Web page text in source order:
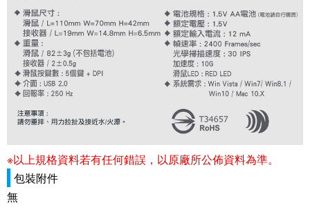
※以上規格資料若有任何錯誤，以原廠所公佈資料為準。
包裝附件
無